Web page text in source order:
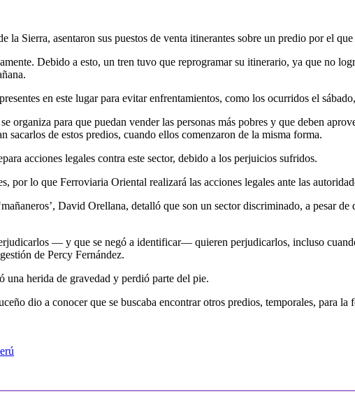
la Sierra, asentaron sus puestos de venta itinerantes sobre un predio por el
Debido a esto, un tren tuvo que reprogramar su itinerario, ya que no
en este lugar para evitar enfrentamientos, como los ocurridos el
organiza para que puedan vender las personas más pobres y que deben
sacarlos de estos predios, cuando ellos comenzaron de la misma forma.
acciones legales contra este sector, debido a los perjuicios sufridos.
por lo que Ferroviaria Oriental realizará las acciones legales ante las
David Orellana, detalló que son un sector discriminado, a pesar
— y que se negó a identificar— quieren perjudicarlos, incluso
de Percy Fernández.
una herida de gravedad y perdió parte del pie.
dio a conocer que se buscaba encontrar otros predios, temporales, para